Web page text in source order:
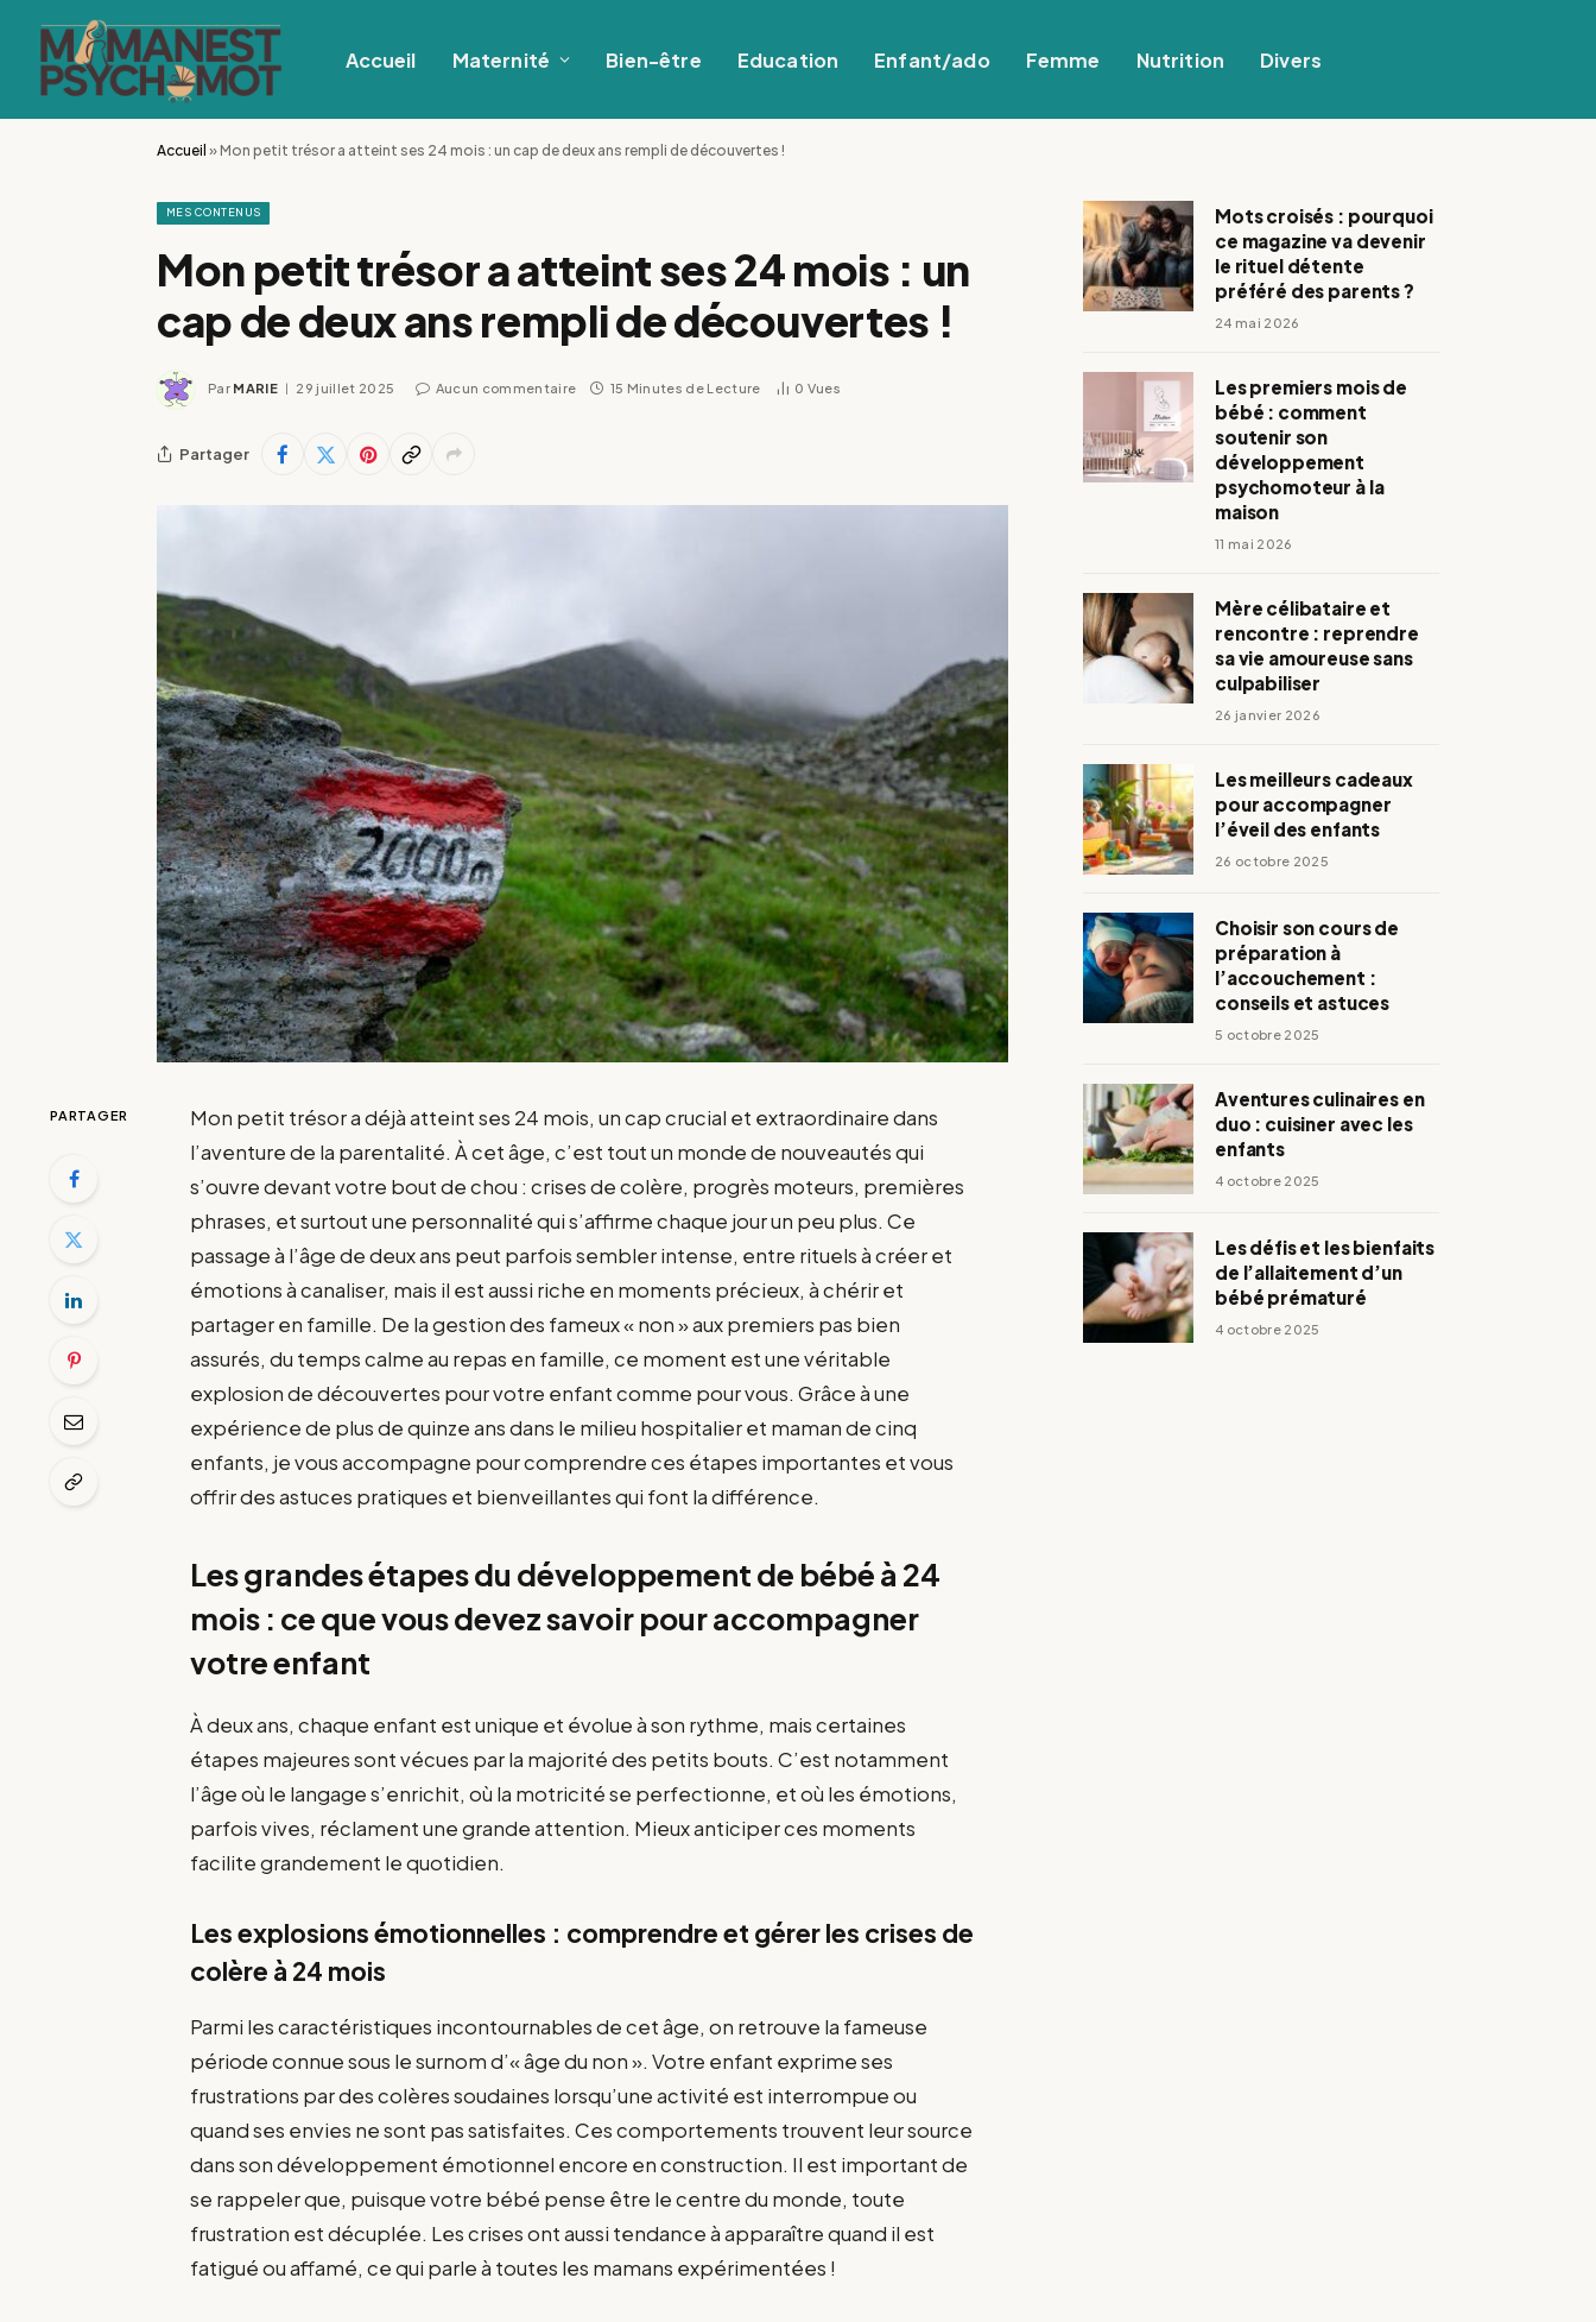
Accueil Maternité Bien-être Education Enfant/ado Femme Nutrition Divers
Accueil »Mon petit trésor a atteint ses 24 mois : un cap de deux ans rempli de découvertes !
MES CONTENUS
Mon petit trésor a atteint ses 24 mois : un
cap de deux ans rempli de découvertes !
Par MARIE 29 juillet 2025 Aucun commentaire 15 Minutes de Lecture 0 Vues
Partager
PARTAGER
Mon petit trésor a déjà atteint ses 24 mois, un cap crucial et extraordinaire dans
l’aventure de la parentalité. À cet âge, c’est tout un monde de nouveautés qui
s’ouvre devant votre bout de chou : crises de colère, progrès moteurs, premières
phrases, et surtout une personnalité qui s’affirme chaque jour un peu plus. Ce
passage à l’âge de deux ans peut parfois sembler intense, entre rituels à créer et
émotions à canaliser, mais il est aussi riche en moments précieux, à chérir et
partager en famille. De la gestion des fameux « non » aux premiers pas bien
assurés, du temps calme au repas en famille, ce moment est une véritable
explosion de découvertes pour votre enfant comme pour vous. Grâce à une
expérience de plus de quinze ans dans le milieu hospitalier et maman de cinq
enfants, je vous accompagne pour comprendre ces étapes importantes et vous
offrir des astuces pratiques et bienveillantes qui font la différence.
Les grandes étapes du développement de bébé à 24
mois : ce que vous devez savoir pour accompagner
votre enfant
À deux ans, chaque enfant est unique et évolue à son rythme, mais certaines
étapes majeures sont vécues par la majorité des petits bouts. C’est notamment
l’âge où le langage s’enrichit, où la motricité se perfectionne, et où les émotions,
parfois vives, réclament une grande attention. Mieux anticiper ces moments
facilite grandement le quotidien.
Les explosions émotionnelles : comprendre et gérer les crises de
colère à 24 mois
Parmi les caractéristiques incontournables de cet âge, on retrouve la fameuse
période connue sous le surnom d’« âge du non ». Votre enfant exprime ses
frustrations par des colères soudaines lorsqu’une activité est interrompue ou
quand ses envies ne sont pas satisfaites. Ces comportements trouvent leur source
dans son développement émotionnel encore en construction. Il est important de
se rappeler que, puisque votre bébé pense être le centre du monde, toute
frustration est décuplée. Les crises ont aussi tendance à apparaître quand il est
fatigué ou affamé, ce qui parle à toutes les mamans expérimentées !
Mots croisés : pourquoi
ce magazine va devenir
le rituel détente
préféré des parents ?
24 mai 2026
Les premiers mois de
bébé : comment
soutenir son
développement
psychomoteur à la
maison
11 mai 2026
Mère célibataire et
rencontre : reprendre
sa vie amoureuse sans
culpabiliser
26 janvier 2026
Les meilleurs cadeaux
pour accompagner
l’éveil des enfants
26 octobre 2025
Choisir son cours de
préparation à
l’accouchement :
conseils et astuces
5 octobre 2025
Aventures culinaires en
duo : cuisiner avec les
enfants
4 octobre 2025
Les défis et les bienfaits
de l’allaitement d’un
bébé prématuré
4 octobre 2025